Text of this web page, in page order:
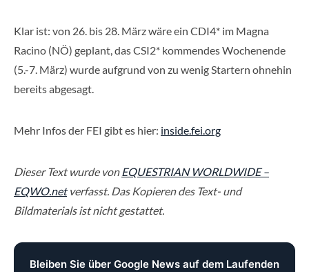
Klar ist: von 26. bis 28. März wäre ein CDI4* im Magna
Racino (NÖ) geplant, das CSI2* kommendes Wochenende
(5.-7. März) wurde aufgrund von zu wenig Startern ohnehin
bereits abgesagt.
Mehr Infos der FEI gibt es hier: inside.fei.org
Dieser Text wurde vonEQUESTRIAN WORLDWIDE –
EQWO.netverfasst. Das Kopieren des Text- und
Bildmaterials ist nicht gestattet.
Bleiben Sie über Google News auf dem Laufenden